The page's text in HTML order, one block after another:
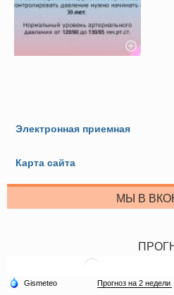
Электронная приемная
Карта сайта
МЫ В